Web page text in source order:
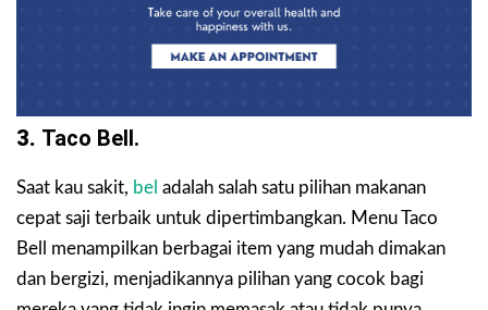
3. Taco Bell.
Saat kau sakit, bel adalah salah satu pilihan makanan
cepat saji terbaik untuk dipertimbangkan. Menu Taco
Bell menampilkan berbagai item yang mudah dimakan
dan bergizi, menjadikannya pilihan yang cocok bagi